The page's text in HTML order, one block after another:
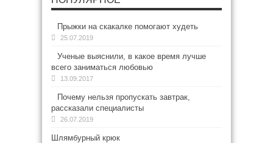
Прыжки на скакалке помогают худеть
25.07.2019
Ученые выяснили, в какое время лучше
всего заниматься любовью
13.09.2017
Почему нельзя пропускать завтрак,
рассказали специалисты
26.07.2019
Шлямбурный крюк